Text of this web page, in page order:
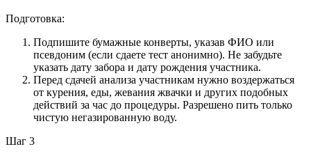
Подготовка:
Подпишите бумажные конверты, указав ФИО или
псевдоним (если сдаете тест анонимно). Не забудьте
указать дату забора и дату рождения участника.
Перед сдачей анализа участникам нужно воздержаться
от курения, еды, жевания жвачки и других подобных
действий за час до процедуры. Разрешено пить только
чистую негазированную воду.
Шаг 3